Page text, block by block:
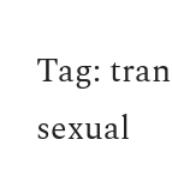
Tag:
sexual